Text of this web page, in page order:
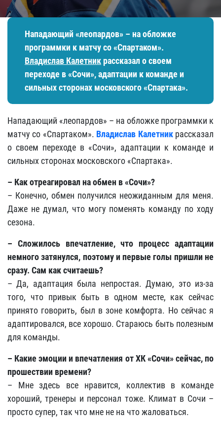
Нападающий «леопардов» – на обложке
программки к матчу со «Спартаком».
Владислав Калетник рассказал о своем
переходе в «Сочи», адаптации к команде и
сильных сторонах московского «Спартака».
Нападающий «леопардов» – на обложке программки к
матчу со «Спартаком». Владислав Калетникрассказал
о своем переходе в «Сочи», адаптации к команде и
сильных сторонах московского «Спартака».
– Как отреагировал на обмен в «Сочи»?
– Конечно, обмен получился неожиданным для меня.
Даже не думал, что могу поменять команду по ходу
сезона.
– Сложилось впечатление, что процесс адаптации
немного затянулся, поэтому и первые голы пришли не
сразу. Сам как считаешь?
– Да, адаптация была непростая. Думаю, это из-за
того, что привык быть в одном месте, как сейчас
принято говорить, был в зоне комфорта. Но сейчас я
адаптировался, все хорошо. Стараюсь быть полезным
для команды.
– Какие эмоции и впечатления от ХК «Сочи» сейчас, по
прошествии времени?
– Мне здесь все нравится, коллектив в команде
хороший, тренеры и персонал тоже. Климат в Сочи –
просто супер, так что мне не на что жаловаться.